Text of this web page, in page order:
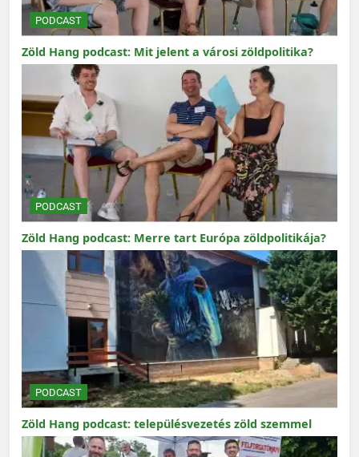
PODCAST
Zöld Hang podcast: Mit jelent a városi zöldpolitika?
PODCAST
Zöld Hang podcast: Merre tart Európa zöldpolitikája?
PODCAST
Zöld Hang podcast: településvezetés zöld szemmel